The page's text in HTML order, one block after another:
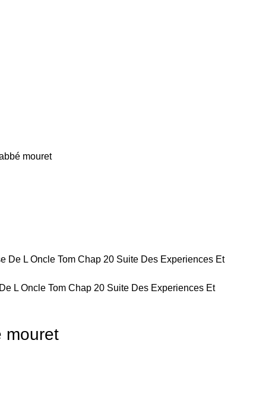
mouret
L Oncle Tom Chap 20 Suite Des Experiences Et
mouret